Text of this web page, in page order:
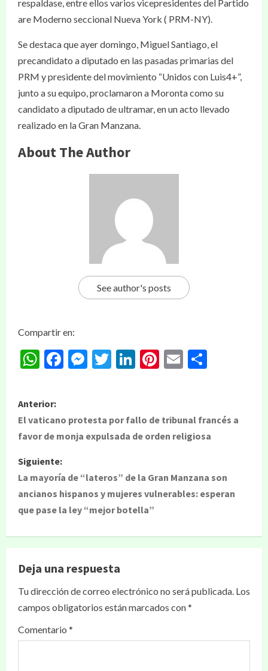
respaldase, entre ellos varios vicepresidentes del Partido
are Moderno seccional Nueva York ( PRM-NY).
Se destaca que ayer domingo, Miguel Santiago, el
precandidato a diputado en las pasadas primarias del
PRM y presidente del movimiento “Unidos con Luis4+”,
junto a su equipo, proclamaron a Moronta como su
candidato a diputado de ultramar, en un acto llevado
realizado en la Gran Manzana.
About The Author
See author's posts
Compartir en:
WhatsApp
Facebook
Messenger
Twitter
LinkedIn
Pinterest
Email
Anterior:
El vaticano protesta por fallo de tribunal francés a
favor de monja expulsada de orden religiosa
Siguiente:
La mayoría de “lateros” de la Gran Manzana son
ancianos hispanos y mujeres vulnerables: esperan
que pase la ley “mejor botella”
Deja una respuesta
Tu dirección de correo electrónico no será publicada. Los
campos obligatorios están marcados con*
Comentario *